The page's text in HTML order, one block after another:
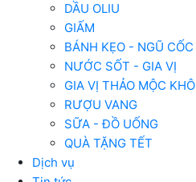
DẦU OLIU
GIẤM
BÁNH KẸO - NGŨ CỐC
NƯỚC SỐT - GIA VỊ
GIA VỊ THẢO MỘC KHÔ
RƯỢU VANG
SỮA - ĐỒ UỐNG
QUÀ TẶNG TẾT
Dịch vụ